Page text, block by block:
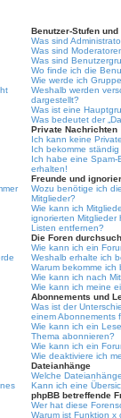
Benutzer-Stufen und
Was sind
Was sind
Was sind
Wo finde ich die
Wie werde ich
Weshalb werden
dargestellt?
Was ist eine
Was bedeutet der
Private Nachrichten
Ich kann keine
Ich bekomme
Ich habe eine Spam-
erhalten!
Freunde und
Wozu benötige ich
Mitglieder?
Wie kann ich
ignorierten
Listen entfernen?
Die Foren
Wie kann ich ein
Weshalb erhalte ich
Warum bekomme
Wie kann ich nach
Wie kann ich meine
Abonnements und
Was ist der
einem Abonnements
Wie kann ich ein
Thema abonnieren?
Wie kann ich ein
Wie deaktiviere ich
Dateianhänge
Welche
Kann ich eine
phpBB betreffende
Wer hat diese
Warum ist Funktion